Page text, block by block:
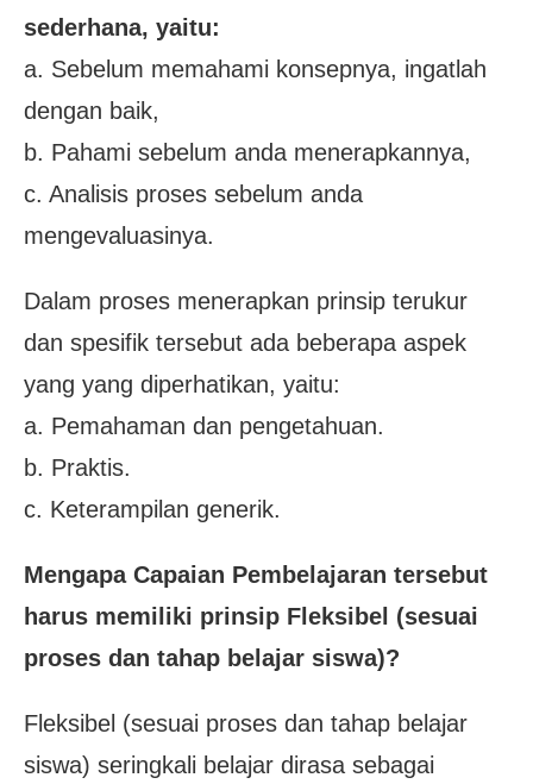
sederhana, yaitu:
a. Sebelum memahami konsepnya, ingatlah
dengan baik,
b. Pahami sebelum anda menerapkannya,
c. Analisis proses sebelum anda
mengevaluasinya.
Dalam proses menerapkan prinsip terukur
dan spesifik tersebut ada beberapa aspek
yang yang diperhatikan, yaitu:
a. Pemahaman dan pengetahuan.
b. Praktis.
c. Keterampilan generik.
Mengapa Capaian Pembelajaran tersebut
harus memiliki prinsip Fleksibel (sesuai
proses dan tahap belajar siswa)?
Fleksibel (sesuai proses dan tahap belajar
siswa) seringkali belajar dirasa sebagai